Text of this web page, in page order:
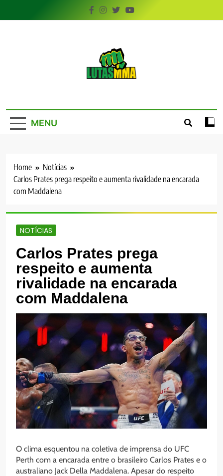
to
MENU
Home
Notícias
Carlos Prates prega respeito e aumenta rivalidade na encarada
com Maddalena
NOTÍCIAS
Carlos Prates prega
respeito e aumenta
rivalidade na encarada
com Maddalena
O clima esquentou na coletiva de imprensa do UFC
Perth com a encarada entre o brasileiro Carlos Prates e o
australiano Jack Della Maddalena. Apesar do respeito